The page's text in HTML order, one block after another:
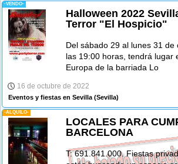
-VENDO-
Halloween 2022
Terror "El Hospicio"
Del sábado 29 al lunes 31
las 19:00 horas, tendrá lugar
Europa de la barriada Lo
16 de octubre de 2022
Eventos y fiestas en Sevilla (Sevilla)
-ALQUILO-
LOCALES PARA
BARCELONA
T: 691.841.000. Fiestas